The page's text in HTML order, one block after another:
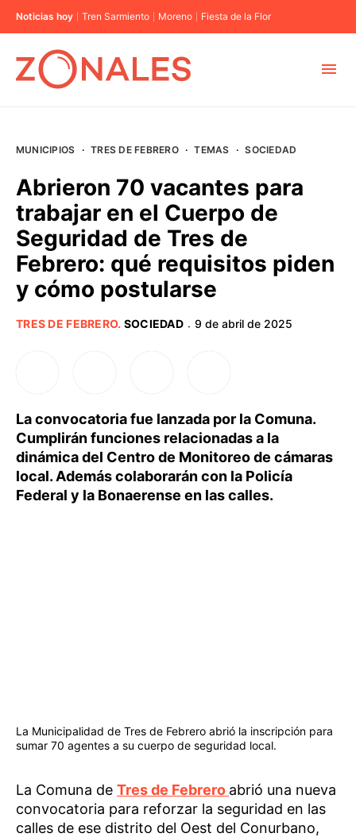
Noticias hoy Tren Sarmiento Moreno Fiesta de la Flor
BUENOS AIRES
PROVINCIAS
MUNICIPIOS · TRES DE FEBRERO · TEMAS · SOCIEDAD
Abrieron 70 vacantes para
trabajar en el Cuerpo de
Seguridad de Tres de
Febrero: qué requisitos piden
y cómo postularse
TRES DE FEBRERO. SOCIEDAD · 9 de abril de 2025
La convocatoria fue lanzada por la Comuna.
Cumplirán funciones relacionadas a la
dinámica del Centro de Monitoreo de cámaras
local. Además colaborarán con la Policía
Federal y la Bonaerense en las calles.
La Municipalidad de Tres de Febrero abrió la inscripción para
sumar 70 agentes a su cuerpo de seguridad local.
La Comuna de Tres de Febrero abrió una nueva
convocatoria para reforzar la seguridad en las
calles de ese distrito del Oest del Conurbano,